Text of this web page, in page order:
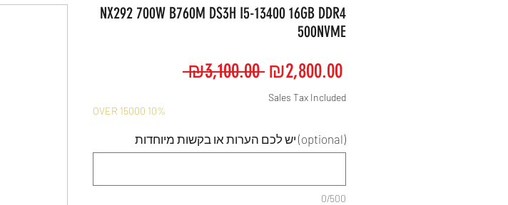
NX292 700W B760M DS3H I5-13400 16GB DDR4
500NVME
₪3,100.00 Regular
Price
₪2,800.00Sale
Price
Sales Tax Included
OVER 15000 10%
יש לכם הערות או בקשות מיוחדות (optional)
0/500